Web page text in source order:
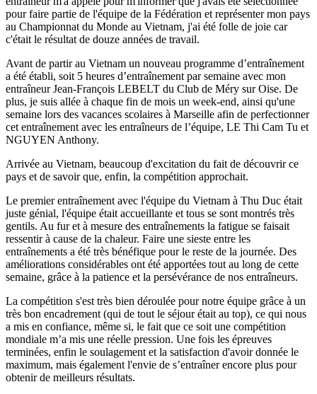
pour faire partie de l'équipe de la Fédération et représenter mon pays
au Championnat du Monde au Vietnam, j'ai été folle de joie car
c'était le résultat de douze années de travail.
Avant de partir au Vietnam un nouveau programme d’entraînement
a été établi, soit 5 heures d’entraînement par semaine avec mon
entraîneur Jean-François LEBELT du Club de Méry sur Oise. De
plus, je suis allée à chaque fin de mois un week-end, ainsi qu'une
semaine lors des vacances scolaires à Marseille afin de perfectionner
cet entraînement avec les entraîneurs de l’équipe, LE Thi Cam Tu et
NGUYEN Anthony.
Arrivée au Vietnam, beaucoup d'excitation du fait de découvrir ce
pays et de savoir que, enfin, la compétition approchait.
Le premier entraînement avec l'équipe du Vietnam à Thu Duc était
juste génial, l'équipe était accueillante et tous se sont montrés très
gentils. Au fur et à mesure des entraînements la fatigue se faisait
ressentir à cause de la chaleur. Faire une sieste entre les
entraînements a été très bénéfique pour le reste de la journée. Des
améliorations considérables ont été apportées tout au long de cette
semaine, grâce à la patience et la persévérance de nos entraîneurs.
La compétition s'est très bien déroulée pour notre équipe grâce à un
très bon encadrement (qui de tout le séjour était au top), ce qui nous
a mis en confiance, même si, le fait que ce soit une compétition
mondiale m’a mis une réelle pression. Une fois les épreuves
terminées, enfin le soulagement et la satisfaction d'avoir donnée le
maximum, mais également l'envie de s’entraîner encore plus pour
obtenir de meilleurs résultats.